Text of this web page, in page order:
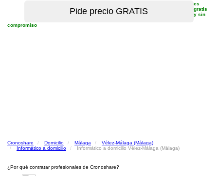
es
gratis
y sin
compromiso
Cronoshare Domicilio Málaga
Vélez-Málaga (Málaga)
Informático a domicilio
Informático a domicilio Vélez-Málaga (Málaga)
¿Por qué contratar profesionales de Cronoshare?